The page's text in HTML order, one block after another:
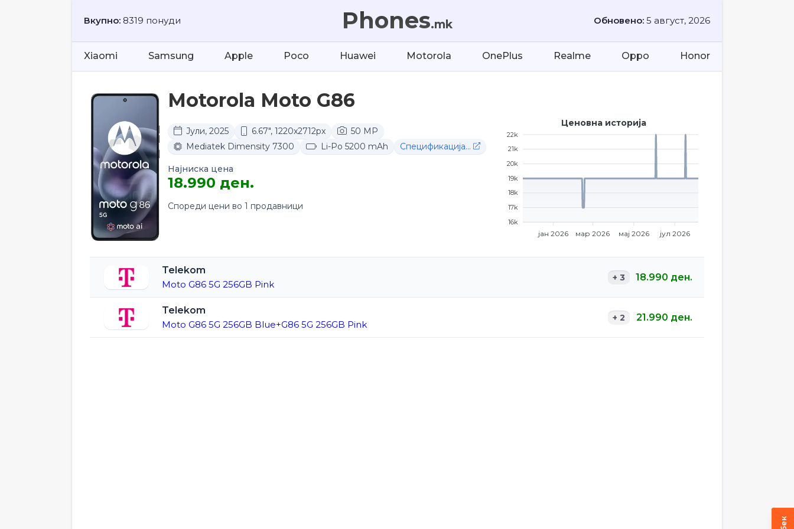
Вкупно: 8319 понуди Phones.mk Обновено: 5 август, 2026
Xiaomi Samsung Apple Poco Huawei Motorola OnePlus Realme Oppo Honor
Motorola Moto G86
Јули, 2025 6.67", 1220x2712px
50 MP
Mediatek Dimensity 7300
Li-Po 5200 mAh Спецификација...
Најниска цена
18.990 ден.
Спореди цени во 1 продавници
Ценовна историја
22k
21k
20k
19k
18k
17k
16k
јан 2026 мар 2026 мај 2026 јул 2026
Telekom
Moto G86 5G 256GB Pink
Telekom
Moto G86 5G 256GB Blue+G86 5G 256GB Pink
+ 3
+ 2
18.990 ден.
21.990 ден.